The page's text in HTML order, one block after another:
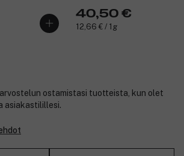
40,50 €
12,66 € / 1g
ostamistasi tuotteista, kun olet
asiakastilillesi.